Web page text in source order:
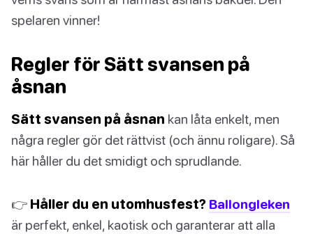
spelaren vinner!
Regler för Sätt svansen på
åsnan
Sätt svansen på åsnan kan låta enkelt, men
några regler gör det rättvist (och ännu roligare). Så
här håller du det smidigt och sprudlande.
👉 Håller du en utomhusfest? Ballongleken
är perfekt, enkel, kaotisk och garanterar att alla